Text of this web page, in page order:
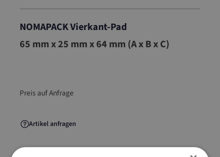
NOMAPACK Vierkant-Pad
08.6525P
65 mm x 25 mm x 64 mm (A x B x C)
Preis auf Anfrage
Artikel anfragen